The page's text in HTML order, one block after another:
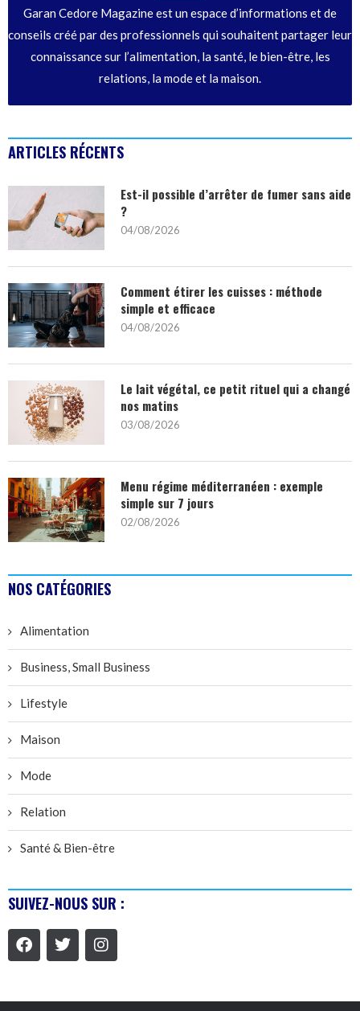
Garan Cedore Magazine est un espace d’informations et de
conseils créé par des professionnels qui souhaitent partager leur
connaissance sur l’alimentation, la santé, le bien-être, les
relations, la mode et la maison.
ARTICLES RÉCENTS
Est-il possible d’arrêter de fumer sans aide
?
04/08/2026
Comment étirer les cuisses : méthode
simple et efficace
04/08/2026
Le lait végétal, ce petit rituel qui a changé
nos matins
03/08/2026
Menu régime méditerranéen : exemple
simple sur 7 jours
02/08/2026
NOS CATÉGORIES
Alimentation
Business, Small Business
Lifestyle
Maison
Mode
Relation
Santé & Bien-être
SUIVEZ-NOUS SUR :